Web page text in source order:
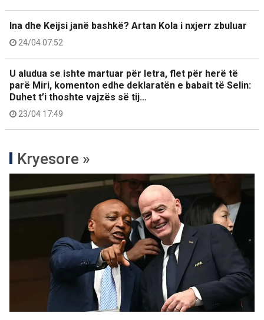
Ina dhe Keijsi janë bashkë? Artan Kola i nxjerr zbuluar
24/04 07:52
U aludua se ishte martuar për letra, flet për herë të
parë Miri, komenton edhe deklaratën e babait të Selin:
Duhet t’i thoshte vajzës së tij…
23/04 17:49
Kryesore »